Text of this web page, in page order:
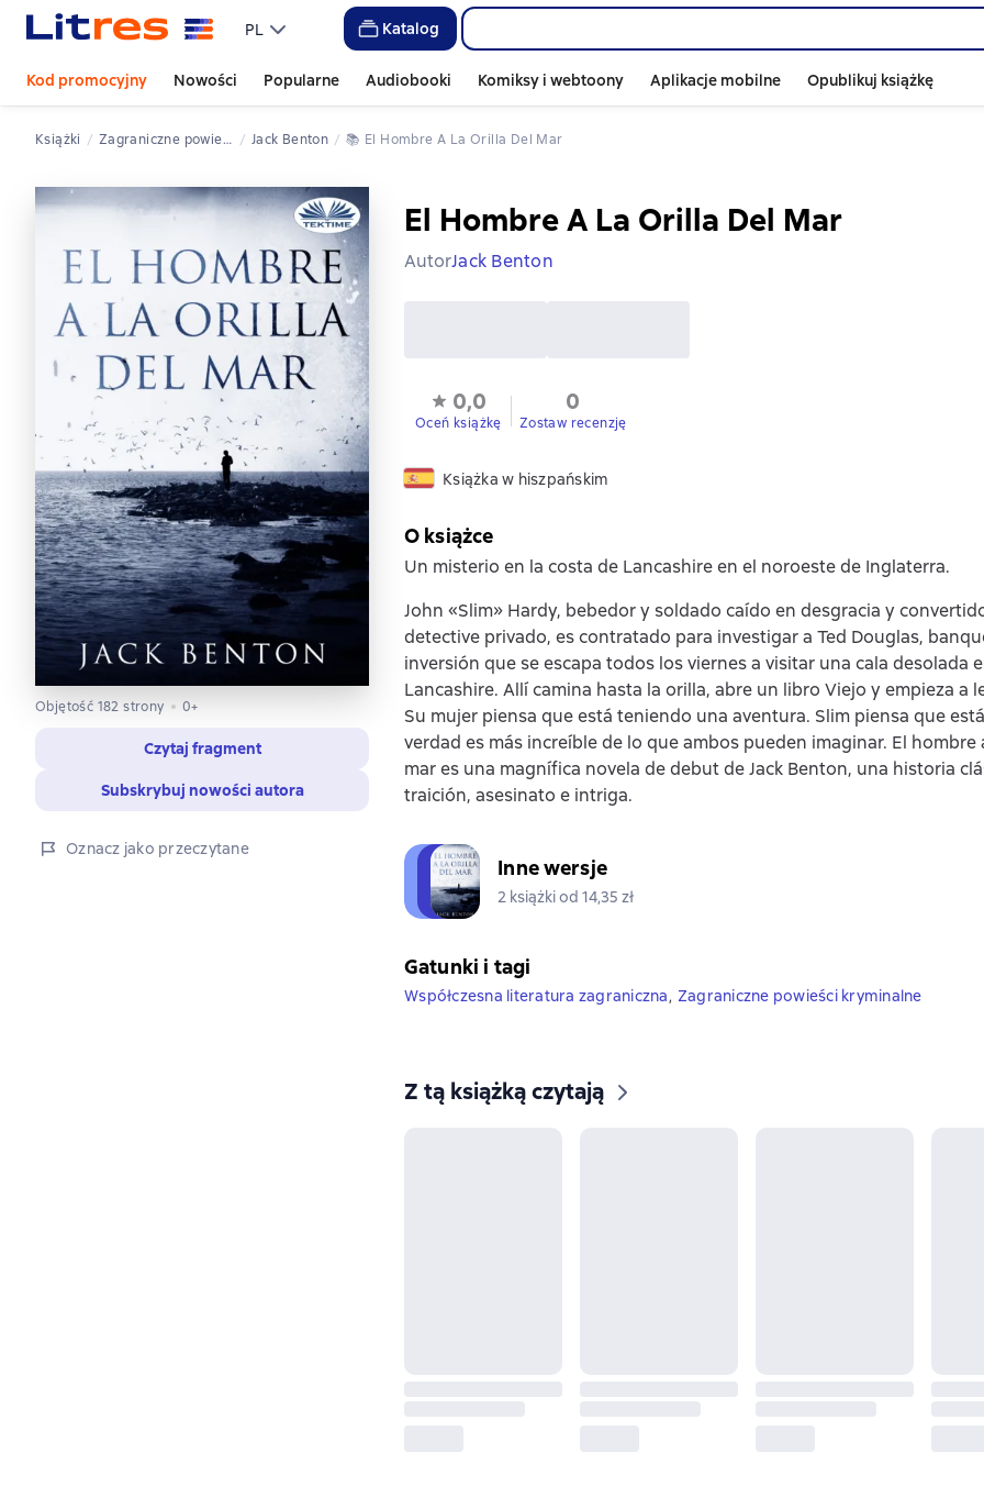
PL Katalog
Kod promocyjny Nowości Popularne Audiobooki Komiksy i webtoony Aplikacje mobilne Opublikuj książkę
Książki zagraniczne powieści kryminalne Jack Benton 📚 El Hombre A La Orilla Del Mar
Objętość 182 strony 0+
Czytaj fragment
Subskrybuj nowości autora
Oznacz jako przeczytane
El Hombre A La Orilla Del Mar
AutorJack Benton
0,0
Oceń książkę
0
Zostaw recenzję
Książka w hiszpańskim
O książce
Un misterio en la costa de Lancashire en el noroeste de Inglaterra.
John «Slim» Hardy, bebedor y soldado caído en desgracia y
detective privado, es contratado para investigar a Ted Douglas,
inversión que se escapa todos los viernes a visitar una cala desolada
Lancashire. Allí camina hasta la orilla, abre un libro Viejo y empieza a
Su mujer piensa que está teniendo una aventura. Slim piensa que
verdad es más increíble de lo que ambos pueden imaginar. El hombre
mar es una magnífica novela de debut de Jack Benton, una historia
traición, asesinato e intriga.
Inne wersje
2 książki od 14,35 zł
Gatunki i tagi
Współczesna literatura zagraniczna, Zagraniczne powieści kryminalne
Z tą książką czytają